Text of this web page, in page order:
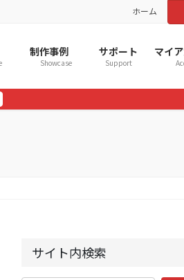
ホーム
制作事例
Showcase
サポート
Support
マイ
サイト内検索